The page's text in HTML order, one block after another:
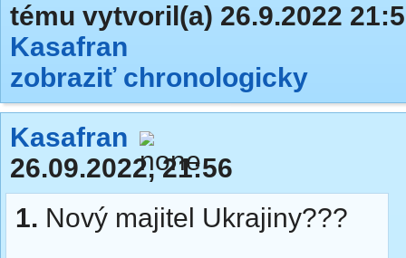
tému vytvoril(a) 26.9.2022
Kasafran
zobraziť chronologicky
Kasafran
26.09.2022, 21:56
1. Nový majitel Ukrajiny???